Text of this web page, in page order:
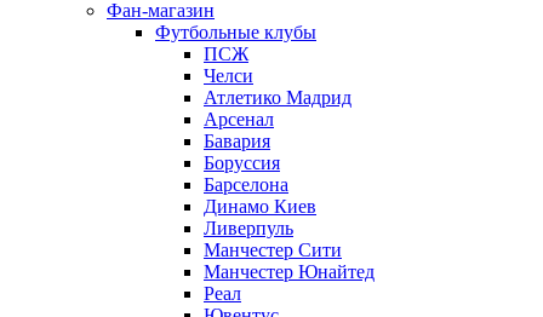
Фан-магазин
Футбольные клубы
ПСЖ
Челси
Атлетико Мадрид
Арсенал
Бавария
Боруссия
Барселона
Динамо Киев
Ливерпуль
Манчестер Сити
Манчестер Юнайтед
Реал